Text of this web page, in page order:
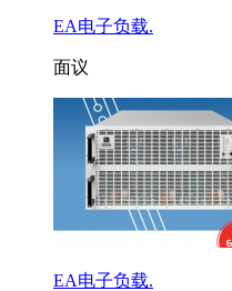
EA电子负载.
面议
EA电子负载.